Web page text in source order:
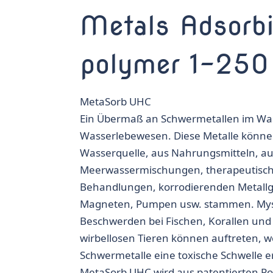
Metals
polymer 1-250
MetaSorb UHC
Ein Übermaß an Schwermetallen im
Wasserlebewesen. Diese Metalle
Wasserquelle, aus Nahrungsmitteln,
Meerwassermischungen,
Behandlungen, korrodierenden
Magneten, Pumpen usw. stammen.
Beschwerden bei Fischen, Korallen
wirbellosen Tieren können auftreten,
Schwermetalle eine toxische Schwelle